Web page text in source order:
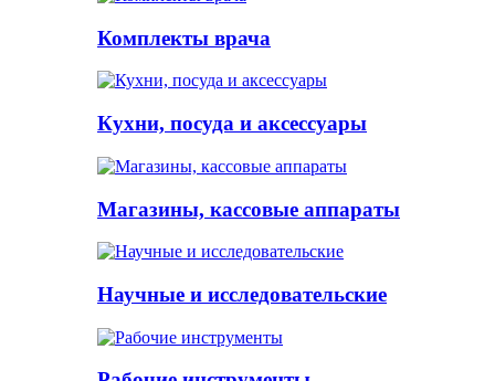
Комплекты врача
Кухни, посуда и аксессуары
Магазины, кассовые аппараты
Научные и исследовательские